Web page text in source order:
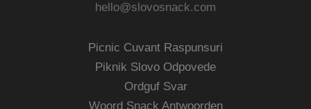
hello@slovosnack.com
Picnic Cuvant Raspunsuri
Piknik Slovo Odpovede
Ordguf Svar
Woord Snack Antwoorden